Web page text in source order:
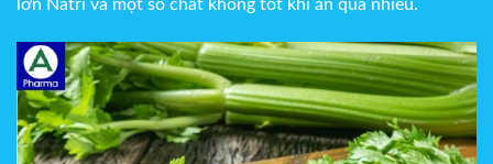
lớn Natri và một số chất không tốt khi ăn quá nhiều.